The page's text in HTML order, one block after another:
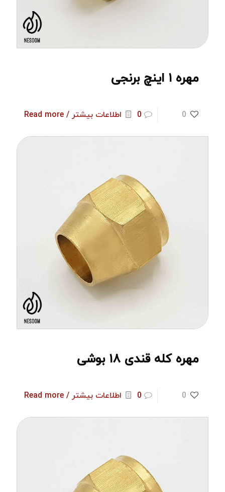
مهره ۱ اینچ برنجی
0
0 اطلاعات بیشتر / Read more
مهره کله قندی ۱۸ بوشی
0
0 اطلاعات بیشتر / Read more